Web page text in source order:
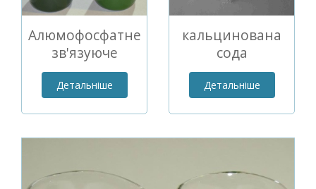
Алюмофосфатне
зв'язуюче
Детальніше
кальцинована
сода
Детальніше